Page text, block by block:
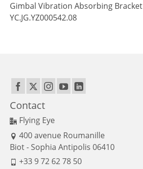
Gimbal Vibration Absorbing Bracket
YC.JG.YZ000542.08
Contact
Flying Eye
400 avenue Roumanille
Biot - Sophia Antipolis 06410
+33 9 72 62 78 50